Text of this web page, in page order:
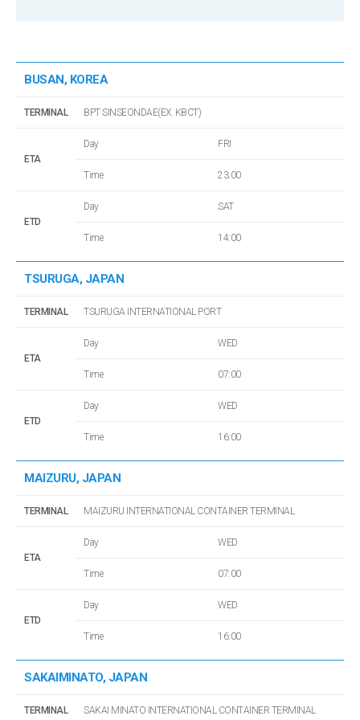
BUSAN, KOREA
TERMINAL BPT SINSEONDAE(EX. KBCT)
ETA
Day FRI
Time 23:00
ETD
Day SAT
Time 14:00
TSURUGA, JAPAN
TERMINAL TSURUGA INTERNATIONAL PORT
ETA
Day WED
Time 07:00
ETD
Day WED
Time 16:00
MAIZURU, JAPAN
TERMINAL MAIZURU INTERNATIONAL CONTAINER TERMINAL
ETA
Day WED
Time 07:00
ETD
Day WED
Time 16:00
SAKAIMINATO, JAPAN
TERMINAL SAKAI MINATO INTERNATIONAL CONTAINER TERMINAL